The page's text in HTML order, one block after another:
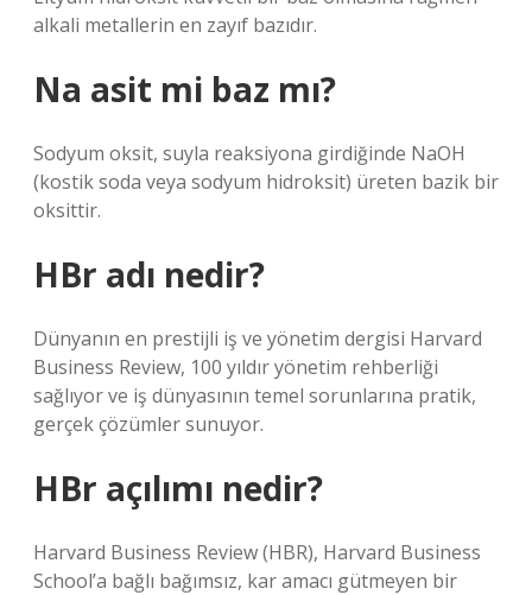
alkali metallerin en zayıf bazıdır.
Na asit mi baz mı?
Sodyum oksit, suyla reaksiyona girdiğinde NaOH
(kostik soda veya sodyum hidroksit) üreten bazik bir
oksittir.
HBr adı nedir?
Dünyanın en prestijli iş ve yönetim dergisi Harvard
Business Review, 100 yıldır yönetim rehberliği
sağlıyor ve iş dünyasının temel sorunlarına pratik,
gerçek çözümler sunuyor.
HBr açılımı nedir?
Harvard Business Review (HBR), Harvard Business
School’a bağlı bağımsız, kar amacı gütmeyen bir